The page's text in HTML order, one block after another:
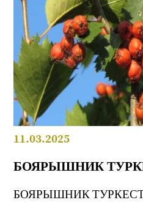
11.03.2025
БОЯРЫШНИК
БОЯРЫШНИК